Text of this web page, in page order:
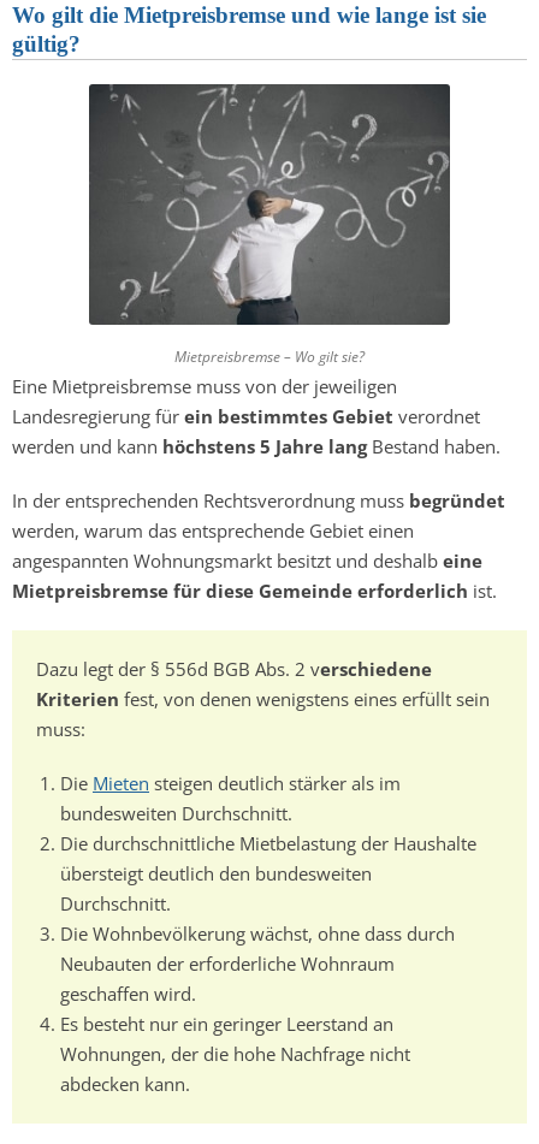
Wo gilt die Mietpreisbremse und wie lange ist sie
gültig?
Mietpreisbremse – Wo gilt sie?
Eine Mietpreisbremse muss von der jeweiligen
Landesregierung für ein bestimmtes Gebiet verordnet
werden und kann höchstens 5 Jahre langBestand haben.
In der entsprechenden Rechtsverordnung muss begründet
werden, warum das entsprechende Gebiet einen
angespannten Wohnungsmarkt besitzt und deshalb eine
Mietpreisbremse für diese Gemeinde erforderlich ist.
Dazu legt der § 556d BGB Abs. 2 verschiedene
Kriterien fest, von denen wenigstens eines erfüllt sein
muss:
Die Mieten steigen deutlich stärker als im
bundesweiten Durchschnitt.
Die durchschnittliche Mietbelastung der Haushalte
übersteigt deutlich den bundesweiten
Durchschnitt.
Die Wohnbevölkerung wächst, ohne dass durch
Neubauten der erforderliche Wohnraum
geschaffen wird.
Es besteht nur ein geringer Leerstand an
Wohnungen, der die hohe Nachfrage nicht
abdecken kann.